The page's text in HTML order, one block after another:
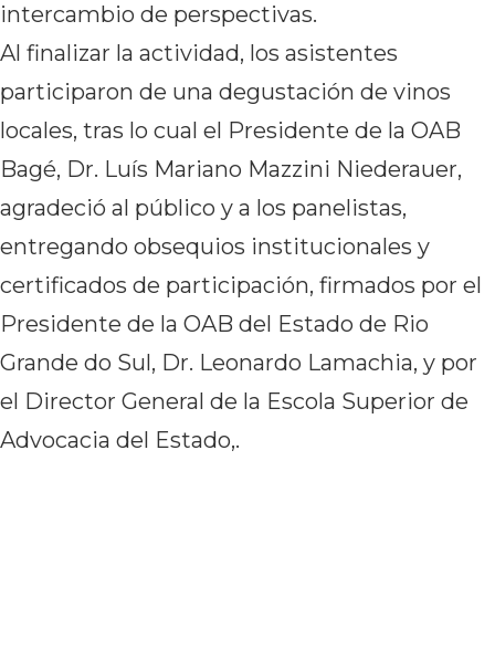
intercambio de perspectivas.
Al finalizar la actividad, los asistentes
participaron de una degustación de vinos
locales, tras lo cual el Presidente de la OAB
Bagé, Dr. Luís Mariano Mazzini Niederauer,
agradeció al público y a los panelistas,
entregando obsequios institucionales y
certificados de participación, firmados por el
Presidente de la OAB del Estado de Rio
Grande do Sul, Dr. Leonardo Lamachia, y por
el Director General de la Escola Superior de
Advocacia del Estado,.